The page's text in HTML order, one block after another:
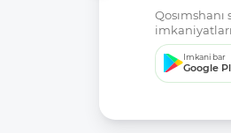
Imkani bar
Google